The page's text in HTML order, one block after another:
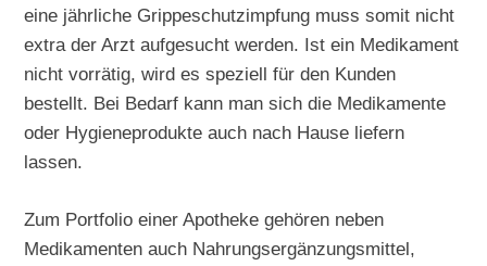
eine jährliche Grippeschutzimpfung muss somit nicht
extra der Arzt aufgesucht werden. Ist ein Medikament
nicht vorrätig, wird es speziell für den Kunden
bestellt. Bei Bedarf kann man sich die Medikamente
oder Hygieneprodukte auch nach Hause liefern
lassen.
Zum Portfolio einer Apotheke gehören neben
Medikamenten auch Nahrungsergänzungsmittel,